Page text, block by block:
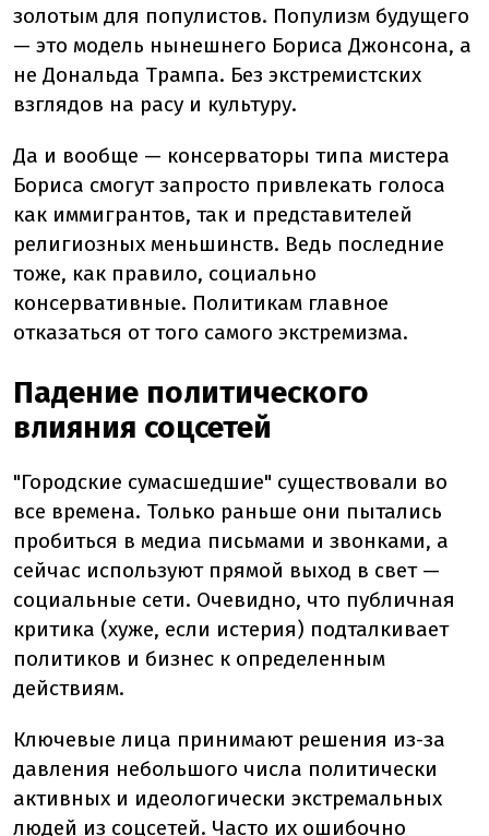
золотым для популистов. Популизм будущего
— это модель нынешнего Бориса Джонсона, а
не Дональда Трампа. Без экстремистских
взглядов на расу и культуру.
Да и вообще — консерваторы типа мистера
Бориса смогут запросто привлекать голоса
как иммигрантов, так и представителей
религиозных меньшинств. Ведь последние
тоже, как правило, социально
консервативные. Политикам главное
отказаться от того самого экстремизма.
Падение политического
влияния соцсетей
"Городские сумасшедшие" существовали во
все времена. Только раньше они пытались
пробиться в медиа письмами и звонками, а
сейчас используют прямой выход в свет —
социальные сети. Очевидно, что публичная
критика (хуже, если истерия) подталкивает
политиков и бизнес к определенным
действиям.
Ключевые лица принимают решения из-за
давления небольшого числа политически
активных и идеологически экстремальных
людей из соцсетей. Часто их ошибочно